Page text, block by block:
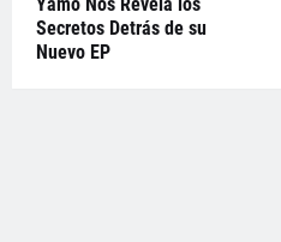
Secretos Detrás de su
Nuevo EP